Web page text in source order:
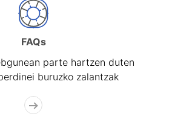
FAQs
parte hartzen duten
buruzko zalantzak